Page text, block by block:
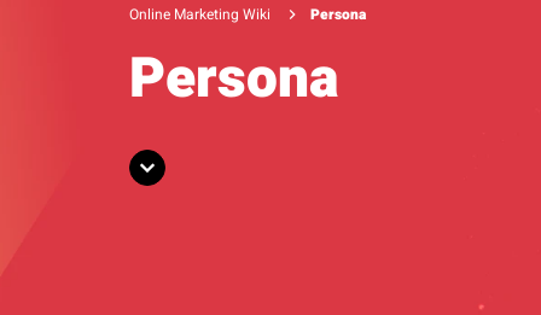
Online Marketing Wiki Persona
Persona